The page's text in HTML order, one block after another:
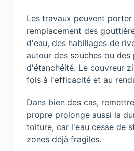
Les travaux peuvent
remplacement des
d'eau, des habillages de
autour des souches ou
d'étanchéité. Le couvreur
fois à l'efficacité et au
Dans bien des cas,
propre prolonge aussi la
toiture, car l'eau cesse de
zones déjà fragiles.